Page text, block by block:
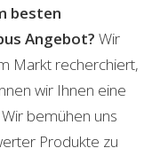
besten
Angebot? Wir
Markt recherchiert,
wir Ihnen eine
bemühen uns
Produkte zu